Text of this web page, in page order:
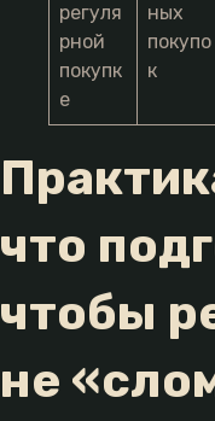
регуля
рной
покупк
е
ных
покупо
к
что
чтобы
не